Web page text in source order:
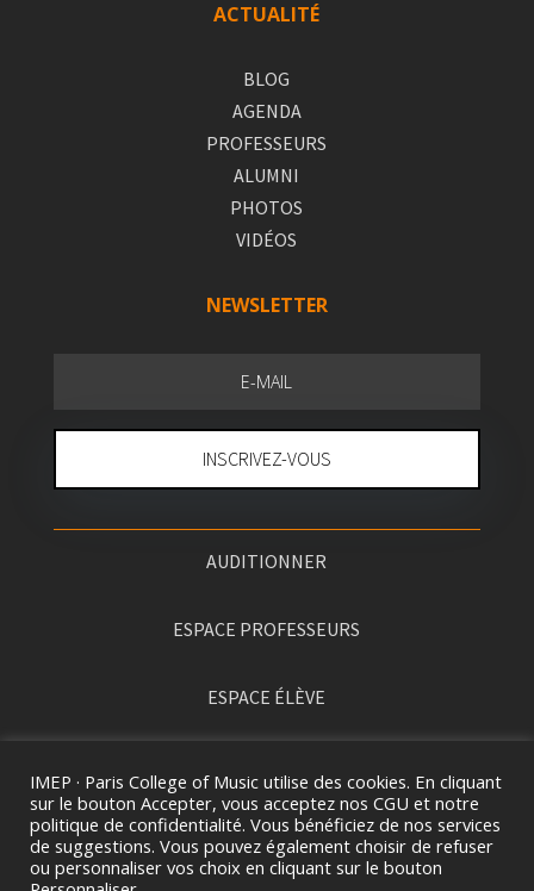
ACTUALITÉ
BLOG
AGENDA
PROFESSEURS
ALUMNI
PHOTOS
VIDÉOS
NEWSLETTER
INSCRIVEZ-VOUS
AUDITIONNER
ESPACE PROFESSEURS
ESPACE ÉLÈVE
IMEP · Paris College of Music utilise des cookies. En cliquant
sur le bouton Accepter, vous acceptez nos CGU et notre
politique de confidentialité. Vous bénéficiez de nos services
de suggestions. Vous pouvez également choisir de refuser
ou personnaliser vos choix en cliquant sur le bouton